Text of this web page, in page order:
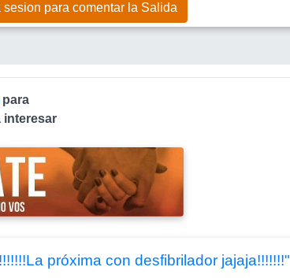
sesion para comentar la Salida
para
interesar
próxima con desfibrilador jajaja!!!!!!!"